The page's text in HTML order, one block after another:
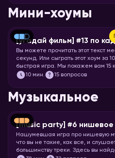
Мини-хоумы
[угадай фильм] #13 по
Вы можете прочитать этот текст
секунд. Или сыграть этот хоум за
быстрая игра. Мы покажем вам 15
мультфильмов и аниме, а ваша
10 мин. 15 вопросов
Музыкальное
[music party] #6 нишевое
Нашумевшая игра про нишевую
что вы не такие, как все, и
большинству треки. Здесь вы